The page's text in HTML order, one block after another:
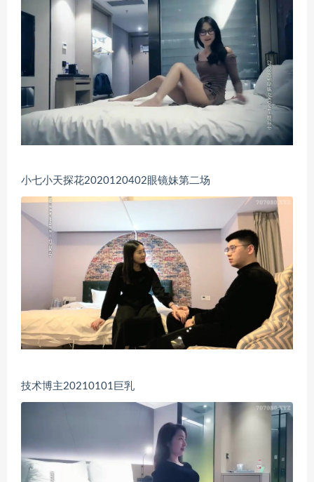
小七小天探花2020120402眼镜妹第二场
技术博主20210101巨乳